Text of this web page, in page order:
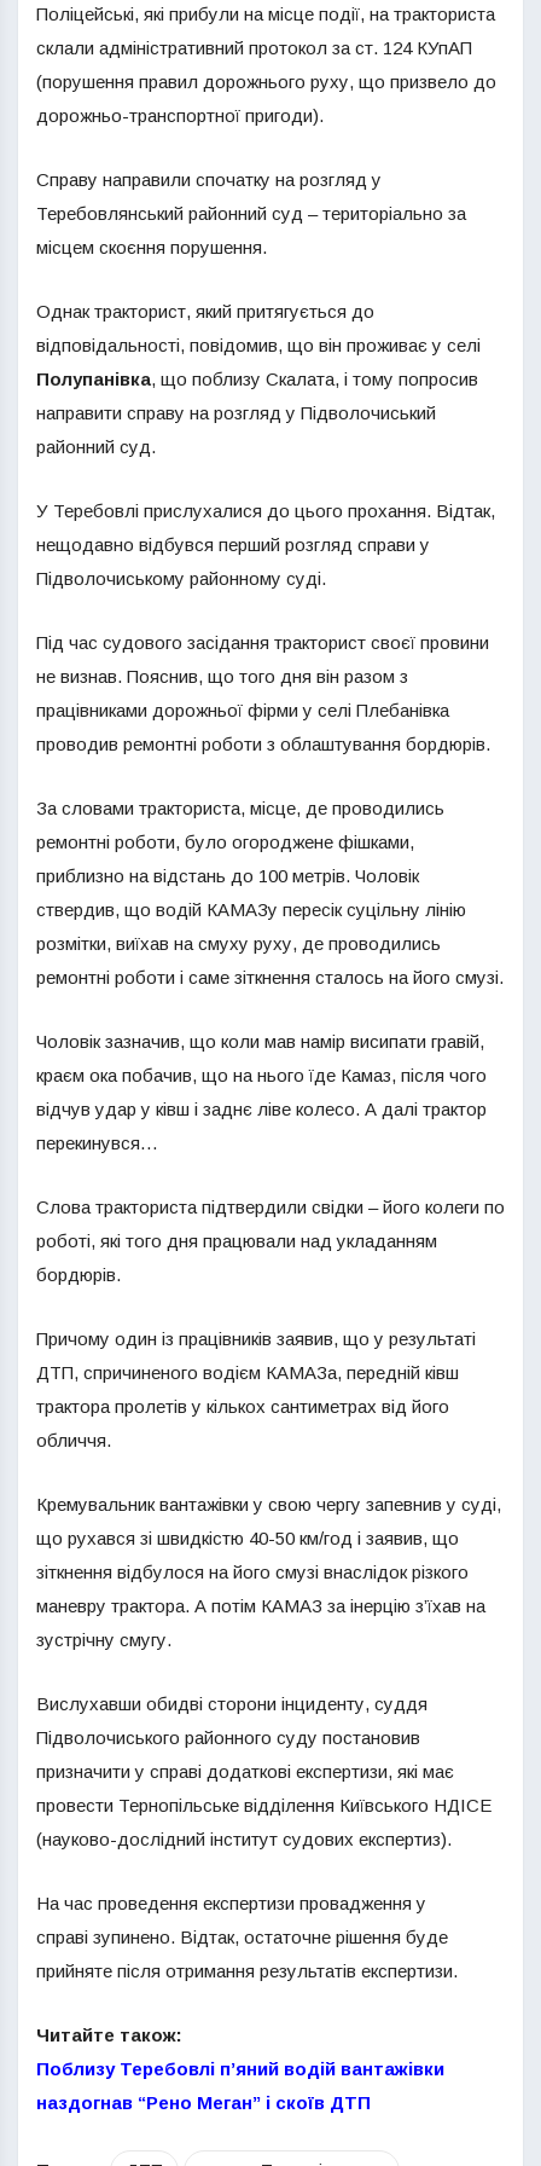
Поліцейські, які прибули на місце події, на тракториста
склали адміністративний протокол за ст. 124 КУпАП
(порушення правил дорожнього руху, що призвело до
дорожньо-транспортної пригоди).
Справу направили спочатку на розгляд у
Теребовлянський районний суд – територіально за
місцем скоєння порушення.
Однак тракторист, який притягується до
відповідальності, повідомив, що він проживає у селі
Полупанівка, що поблизу Скалата, і тому попросив
направити справу на розгляд у Підволочиський
районний суд.
У Теребовлі прислухалися до цього прохання. Відтак,
нещодавно відбувся перший розгляд справи у
Підволочиському районному суді.
Під час судового засідання тракторист своєї провини
не визнав. Пояснив, що того дня він разом з
працівниками дорожньої фірми у селі Плебанівка
проводив ремонтні роботи з облаштування бордюрів.
За словами тракториста, місце, де проводились
ремонтні роботи, було огороджене фішками,
приблизно на відстань до 100 метрів. Чоловік
ствердив, що водій КАМАЗу пересік суцільну лінію
розмітки, виїхав на смуху руху, де проводились
ремонтні роботи і саме зіткнення сталось на його смузі.
Чоловік зазначив, що коли мав намір висипати гравій,
краєм ока побачив, що на нього їде Камаз, після чого
відчув удар у ківш і заднє ліве колесо. А далі трактор
перекинувся…
Слова тракториста підтвердили свідки – його колеги по
роботі, які того дня працювали над укладанням
бордюрів.
Причому один із працівників заявив, що у результаті
ДТП, спричиненого водієм КАМАЗа, передній ківш
трактора пролетів у кількох сантиметрах від його
обличчя.
Кремувальник вантажівки у свою чергу запевнив у суді,
що рухався зі швидкістю 40-50 км/год і заявив, що
зіткнення відбулося на його смузі внаслідок різкого
маневру трактора. А потім КАМАЗ за інерцію з’їхав на
зустрічну смугу.
Вислухавши обидві сторони інциденту, суддя
Підволочиського районного суду постановив
призначити у справі додаткові експертизи, які має
провести Тернопільське відділення Київського НДІСЕ
(науково-дослідний інститут судових експертиз).
На час проведення експертизи провадження у
справі зупинено. Відтак, остаточне рішення буде
прийняте після отримання результатів експертизи.
Читайте також:
Поблизу Теребовлі п’яний водій вантажівки
наздогнав “Рено Меган” і скоїв ДТП